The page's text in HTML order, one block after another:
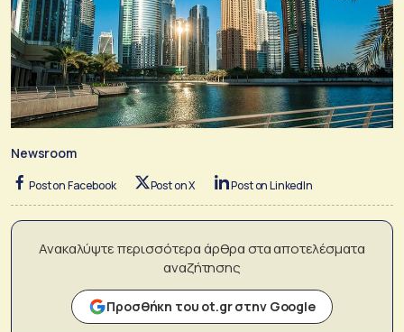
Newsroom
Post on Facebook Post on X Post on LinkedIn
Ανακαλύψτε περισσότερα άρθρα στα αποτελέσματα
αναζήτησης
Προσθήκη του ot.gr στην Google